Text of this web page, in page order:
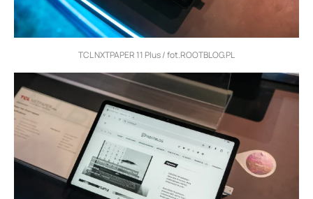
TCL NXTPAPER 11 Plus / fot.ROOTBLOG.PL